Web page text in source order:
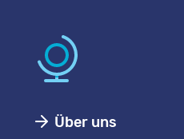
Über uns